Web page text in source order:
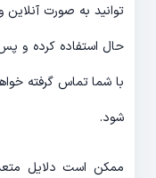
توانید به صورت
حال استفاده کرده و
با شما تماس گرفته
شود.
ممکن است دلایل